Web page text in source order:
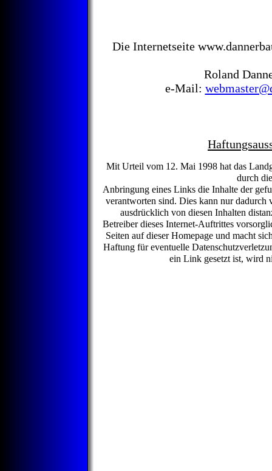
Die Internetseite
Roland
e-Mail:
Mit Urteil vom 12. Mai 1998 hat das
durch die
Anbringung eines Links die Inhalte der
verantworten sind. Dies kann nur dadurch
ausdrücklich von diesen Inhalten
Betreiber dieses Internet-Auftrittes
Seiten auf dieser Homepage und macht
Haftung für eventuelle
ein Link gesetzt ist, wird